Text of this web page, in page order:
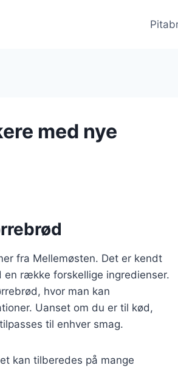
med nye
fra Mellemøsten. Det er kendt
række forskellige ingredienser.
hvor man kan
Uanset om du er til kød,
til enhver smag.
kan tilberedes på mange